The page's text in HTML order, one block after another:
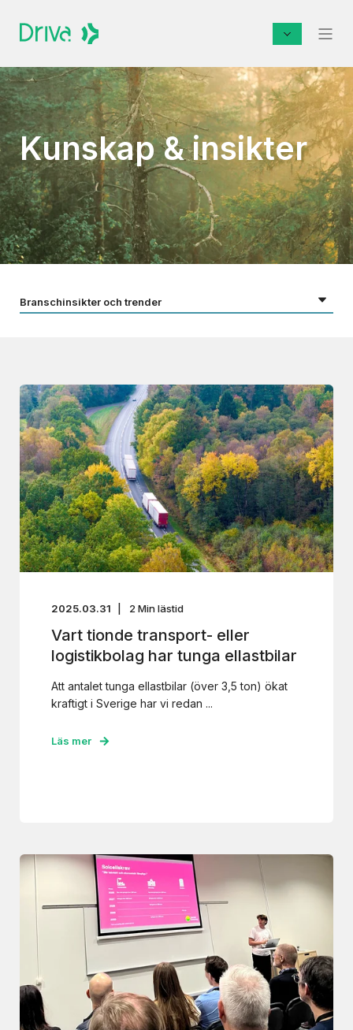
Kunskap & insikter
2025.03.31 2 Min lästid
Vart tionde transport- eller
logistikbolag har tunga ellastbilar
Att antalet tunga ellastbilar (över 3,5 ton) ökat
kraftigt i Sverige har vi redan ...
Läs mer